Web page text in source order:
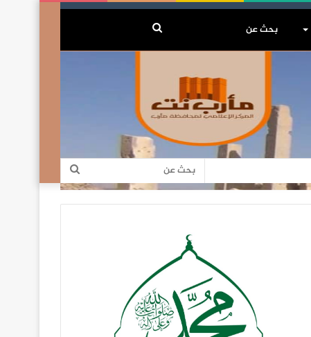
بحث
بحث
عن